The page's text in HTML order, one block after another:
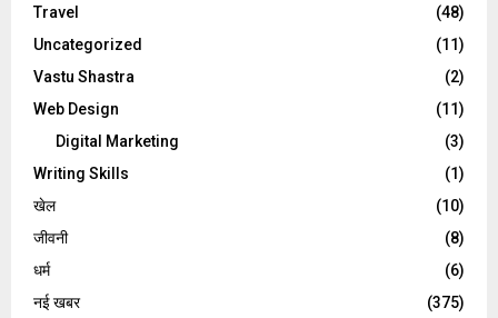
Travel
(48)
Uncategorized
(11)
Vastu Shastra
(2)
Web Design
(11)
Digital Marketing
(3)
Writing Skills
(1)
खेल
(10)
जीवनी
(8)
धर्म
(6)
नई खबर
(375)